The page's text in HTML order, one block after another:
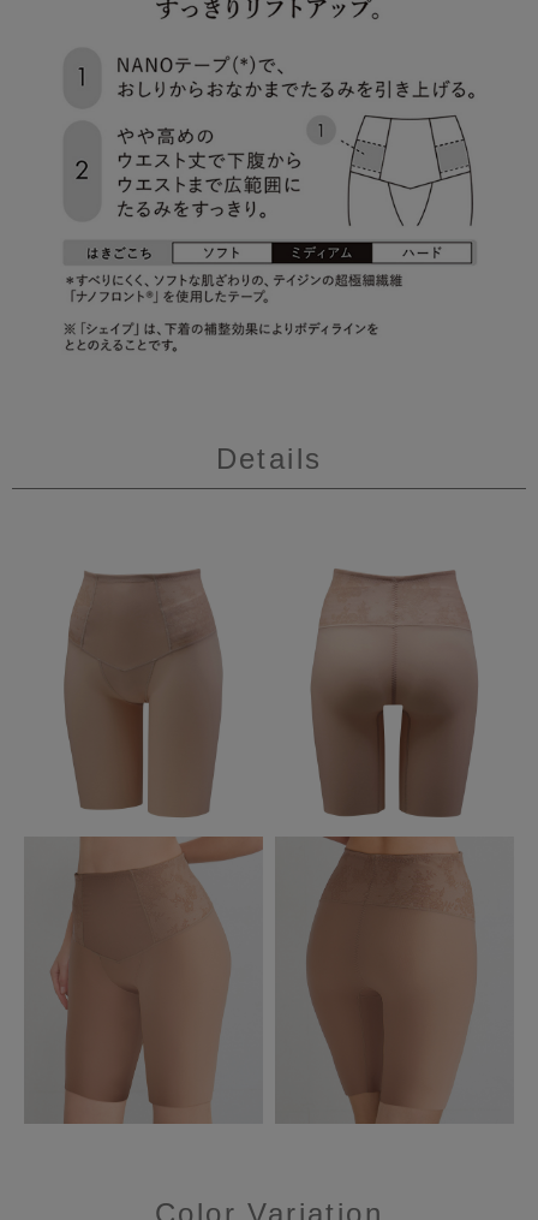
Details
Color Variation